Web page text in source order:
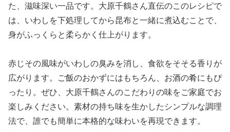
た、滋味深い一品です。大原千鶴さん直伝のこのレシピで
は、いわしを下処理してから昆布と一緒に煮込むことで、
身がふっくらと柔らかく仕上がります。
赤じその風味がいわしの臭みを消し、食欲をそそる香りが
広がります。ご飯のおかずにはもちろん、お酒の肴にもぴ
ったり。ぜひ、大原千鶴さんのこだわりの味をご家庭でお
楽しみください。素材の持ち味を生かしたシンプルな調理
法で、誰でも簡単に本格的な味わいを再現できます。